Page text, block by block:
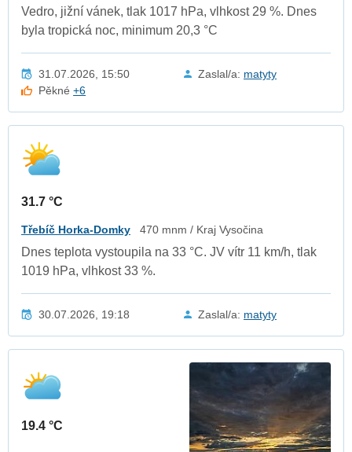
Vedro, jižní vánek, tlak 1017 hPa, vlhkost 29 %. Dnes
byla tropická noc, minimum 20,3 °C
31.07.2026, 15:50 Zaslal/a: matyty
Pěkné+6
31.7 °C
Třebíč Horka-Domky 470 mnm / Kraj Vysočina
Dnes teplota vystoupila na 33 °C. JV vítr 11 km/h, tlak
1019 hPa, vlhkost 33 %.
30.07.2026, 19:18 Zaslal/a: matyty
19.4 °C